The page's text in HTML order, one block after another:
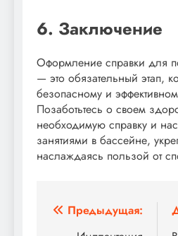
6. Заключение
Оформление справки для
— это обязательный этап,
безопасному и
Позаботьтесь о своем
необходимую справку и
занятиями в бассейне,
наслаждаясь пользой от
Навигация
Предыдущая: